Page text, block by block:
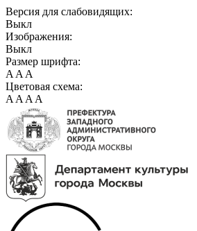
Версия для слабовидящих:
Выкл
Изображения:
Выкл
Размер шрифта:
A A A
Цветовая схема:
A A A A